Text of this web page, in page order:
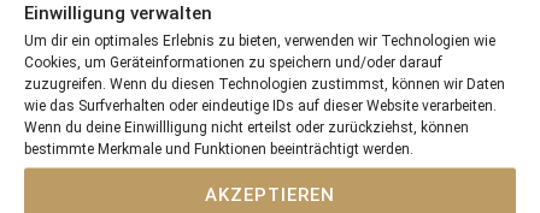
Einwilligung verwalten
Um dir ein optimales Erlebnis zu bieten, verwenden wir Technologien wie
Cookies, um Geräteinformationen zu speichern und/oder darauf
zuzugreifen. Wenn du diesen Technologien zustimmst, können wir Daten
wie das Surfverhalten oder eindeutige IDs auf dieser Website verarbeiten.
Wenn du deine Einwillligung nicht erteilst oder zurückziehst, können
bestimmte Merkmale und Funktionen beeinträchtigt werden.
AKZEPTIEREN